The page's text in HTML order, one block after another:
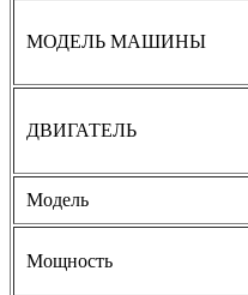
МОДЕЛЬ МАШИНЫ
ДВИГАТЕЛЬ
Модель
Мощность